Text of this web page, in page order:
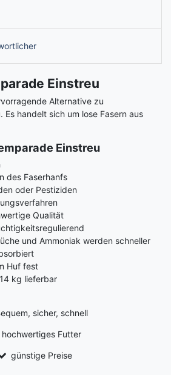
Einstreu
Alternative zu
Es handelt sich um lose Fasern aus
Einstreu
des Faserhanfs
oder Pestiziden
Qualität
und Ammoniak werden schneller
Huf fest
kg lieferbar
sicher, schnell
hochwertiges Futter
günstige Preise